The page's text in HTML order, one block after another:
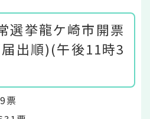
選挙龍ケ崎市開票
出順)(午後11時3
票